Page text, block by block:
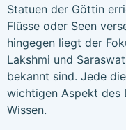
Statuen der Göttin
Flüsse oder Seen
hingegen liegt der
Lakshmi und
bekannt sind. Jede
wichtigen Aspekt des
Wissen.